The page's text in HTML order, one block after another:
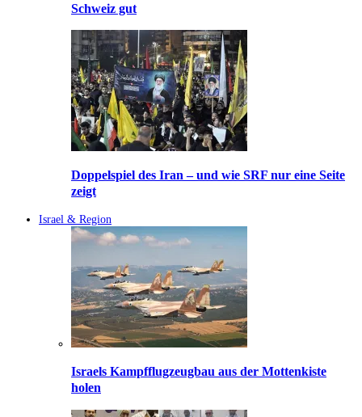
Schweiz gut
Doppelspiel des Iran – und wie SRF nur eine Seite
zeigt
Israel & Region
Israels Kampfflugzeugbau aus der Mottenkiste
holen